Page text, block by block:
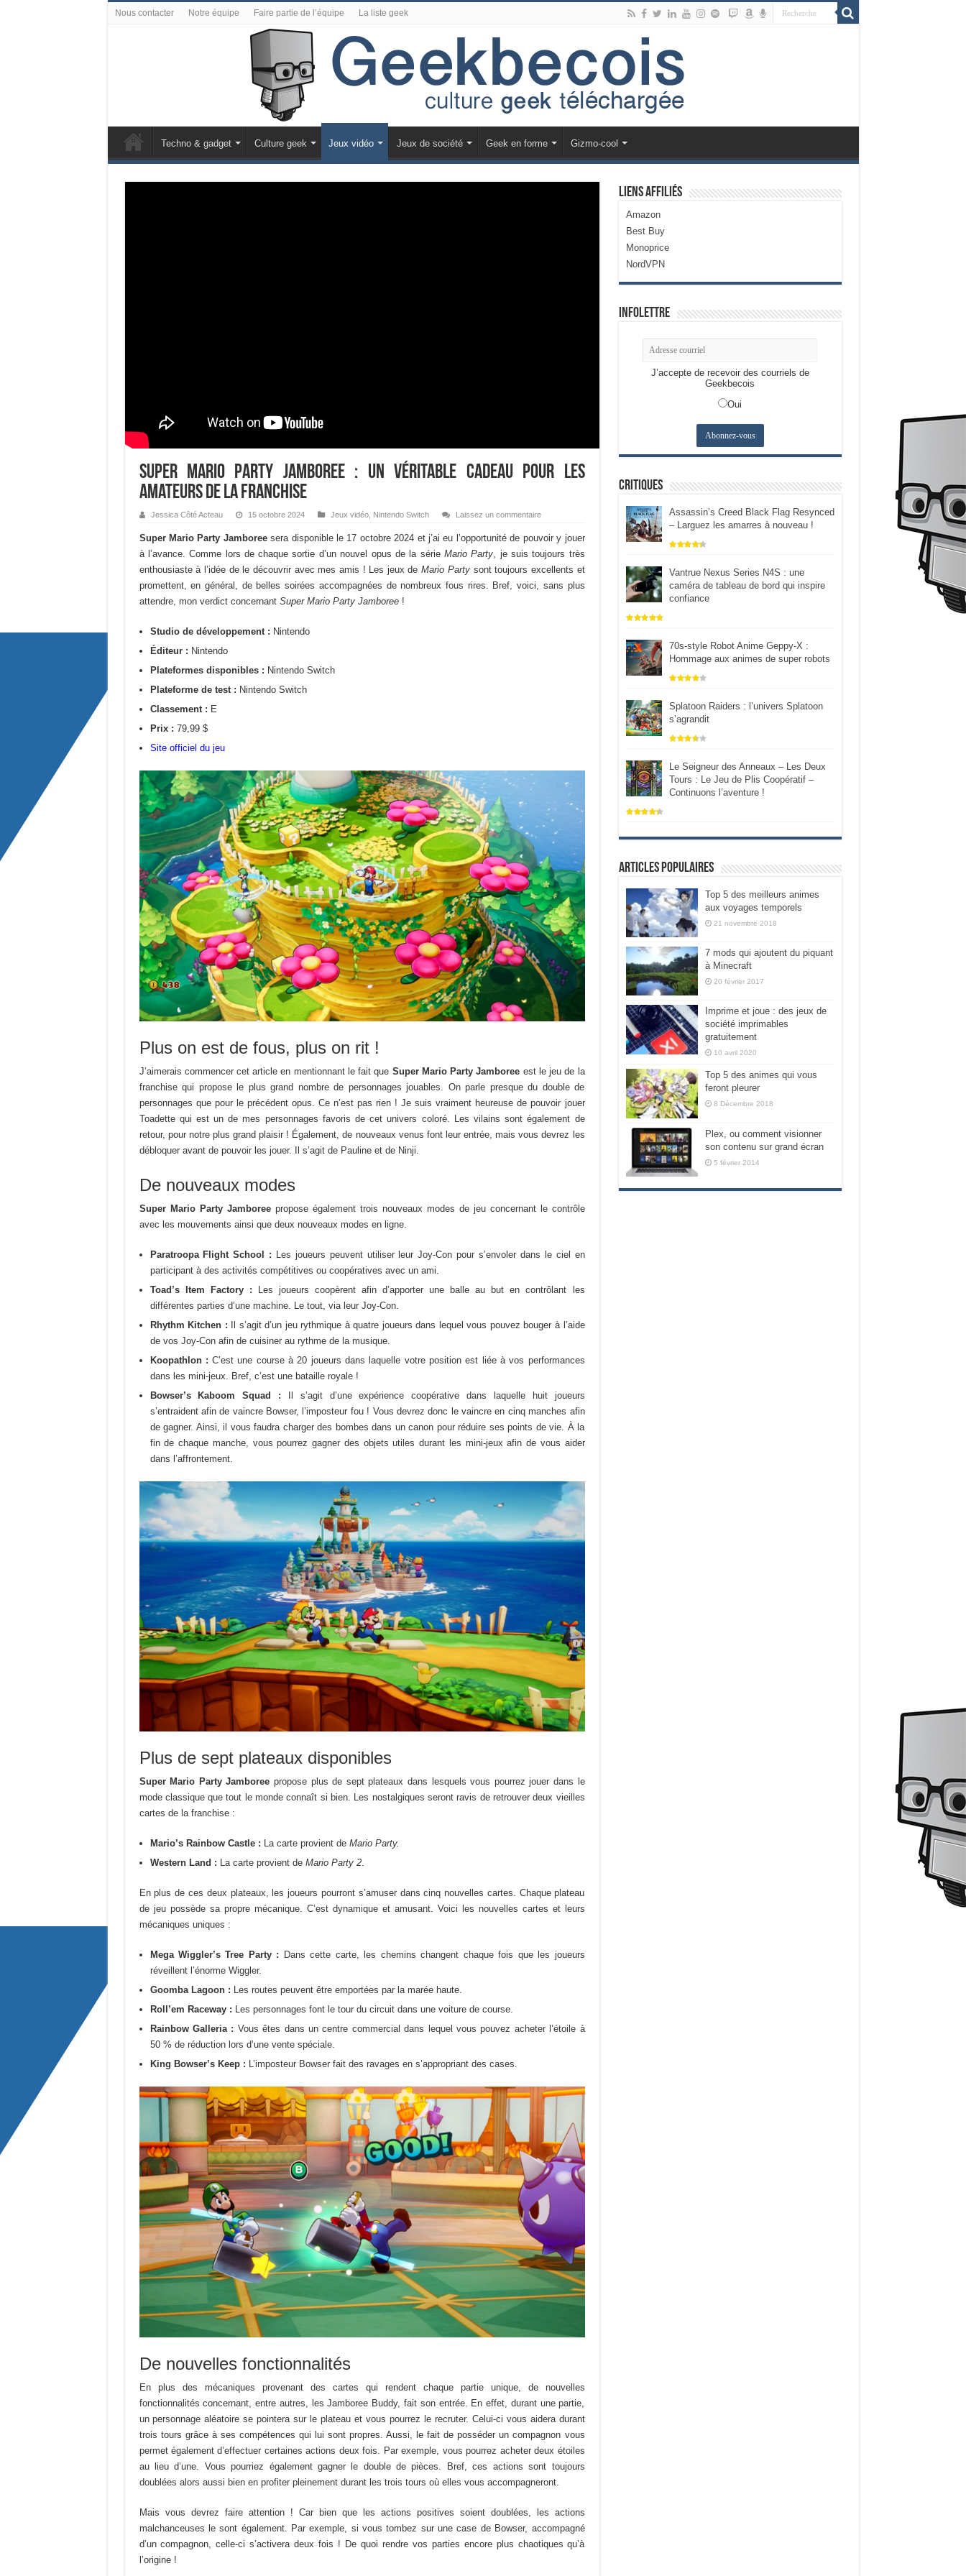
Nous contacter Notre équipe Faire partie de l’équipe La liste geek
Techno & gadget Culture geek Jeux vidéo Jeux de société Geek en forme Gizmo-cool
Super Mario Party Jamboree : un véritable cadeau pour les
amateurs de la franchise
Jessica Côté Acteau 15 octobre 2024 Jeux vidéo, Nintendo Switch Laissez un commentaire
Super Mario Party Jamboreesera disponible le 17 octobre 2024 et j’ai eu l’opportunité de pouvoir y jouer
à l’avance. Comme lors de chaque sortie d’un nouvel opus de la série Mario Party, je suis toujours très
enthousiaste à l’idée de le découvrir avec mes amis ! Les jeux deMario Partysont toujours excellents et
promettent, en général, de belles soirées accompagnées de nombreux fous rires. Bref, voici, sans plus
attendre, mon verdict concernant Super Mario Party Jamboree!
Studio de développement : Nintendo
Éditeur : Nintendo
Plateformes disponibles : Nintendo Switch
Plateforme de test : Nintendo Switch
Classement : E
Prix : 79,99 $
Site officiel du jeu
Plus on est de fous, plus on rit !
J’aimerais commencer cet article en mentionnant le fait que Super Mario Party Jamboree est le jeu de la
franchise qui propose le plus grand nombre de personnages jouables. On parle presque du double de
personnages que pour le précédent opus. Ce n’est pas rien ! Je suis vraiment heureuse de pouvoir jouer
Toadette qui est un de mes personnages favoris de cet univers coloré. Les vilains sont également de
retour, pour notre plus grand plaisir ! Également, de nouveaux venus font leur entrée, mais vous devrez les
débloquer avant de pouvoir les jouer. Il s’agit de Pauline et de Ninji.
De nouveaux modes
Super Mario Party Jamboreepropose également trois nouveaux modes de jeu concernant le contrôle
avec les mouvements ainsi que deux nouveaux modes en ligne.
Paratroopa Flight School : Les joueurs peuvent utiliser leur Joy-Con pour s’envoler dans le ciel en
participant à des activités compétitives ou coopératives avec un ami.
Toad’s Item Factory : Les joueurs coopèrent afin d’apporter une balle au but en contrôlant les
différentes parties d’une machine. Le tout, via leur Joy-Con.
Rhythm Kitchen : Il s’agit d’un jeu rythmique à quatre joueurs dans lequel vous pouvez bouger à l’aide
de vos Joy-Con afin de cuisiner au rythme de la musique.
Koopathlon : C’est une course à 20 joueurs dans laquelle votre position est liée à vos performances
dans les mini-jeux. Bref, c’est une bataille royale !
Bowser’s Kaboom Squad : Il s’agit d’une expérience coopérative dans laquelle huit joueurs
s’entraident afin de vaincre Bowser, l’imposteur fou ! Vous devrez donc le vaincre en cinq manches afin
de gagner. Ainsi, il vous faudra charger des bombes dans un canon pour réduire ses points de vie. À la
fin de chaque manche, vous pourrez gagner des objets utiles durant les mini-jeux afin de vous aider
dans l’affrontement.
Plus de sept plateaux disponibles
Super Mario Party Jamboree propose plus de sept plateaux dans lesquels vous pourrez jouer dans le
mode classique que tout le monde connaît si bien. Les nostalgiques seront ravis de retrouver deux vieilles
cartes de la franchise :
Mario’s Rainbow Castle : La carte provient de Mario Party.
Western Land : La carte provient de Mario Party 2.
En plus de ces deux plateaux, les joueurs pourront s’amuser dans cinq nouvelles cartes. Chaque plateau
de jeu possède sa propre mécanique. C’est dynamique et amusant. Voici les nouvelles cartes et leurs
mécaniques uniques :
Mega Wiggler’s Tree Party : Dans cette carte, les chemins changent chaque fois que les joueurs
réveillent l’énorme Wiggler.
Goomba Lagoon : Les routes peuvent être emportées par la marée haute.
Roll’em Raceway : Les personnages font le tour du circuit dans une voiture de course.
Rainbow Galleria : Vous êtes dans un centre commercial dans lequel vous pouvez acheter l’étoile à
50 % de réduction lors d’une vente spéciale.
King Bowser’s Keep : L’imposteur Bowser fait des ravages en s’appropriant des cases.
De nouvelles fonctionnalités
En plus des mécaniques provenant des cartes qui rendent chaque partie unique, de nouvelles
fonctionnalités concernant, entre autres, les Jamboree Buddy, fait son entrée. En effet, durant une partie,
un personnage aléatoire se pointera sur le plateau et vous pourrez le recruter. Celui-ci vous aidera durant
trois tours grâce à ses compétences qui lui sont propres. Aussi, le fait de posséder un compagnon vous
permet également d’effectuer certaines actions deux fois. Par exemple, vous pourrez acheter deux étoiles
au lieu d’une. Vous pourriez également gagner le double de pièces. Bref, ces actions sont toujours
doublées alors aussi bien en profiter pleinement durant les trois tours où elles vous accompagneront.
Mais vous devrez faire attention ! Car bien que les actions positives soient doublées, les actions
malchanceuses le sont également. Par exemple, si vous tombez sur une case de Bowser, accompagné
d’un compagnon, celle-ci s’activera deux fois ! De quoi rendre vos parties encore plus chaotiques qu’à
l’origine !
Liens Affiliés
Amazon
Best Buy
Monoprice
NordVPN
Infolettre
J’accepte de recevoir des courriels de
Geekbecois
Oui
Critiques
Assassin’s Creed Black Flag Resynced
– Larguez les amarres à nouveau !
Vantrue Nexus Series N4S : une
caméra de tableau de bord qui inspire
confiance
70s-style Robot Anime Geppy-X :
Hommage aux animes de super robots
Splatoon Raiders : l’univers Splatoon
s’agrandit
Le Seigneur des Anneaux – Les Deux
Tours : Le Jeu de Plis Coopératif –
Continuons l’aventure !
Articles populaires
Top 5 des meilleurs animes
aux voyages temporels
21 novembre 2018
7 mods qui ajoutent du piquant
à Minecraft
20 février 2017
Imprime et joue : des jeux de
société imprimables
gratuitement
10 avril 2020
Top 5 des animes qui vous
feront pleurer
8 Décembre 2018
Plex, ou comment visionner
son contenu sur grand écran
5 février 2014